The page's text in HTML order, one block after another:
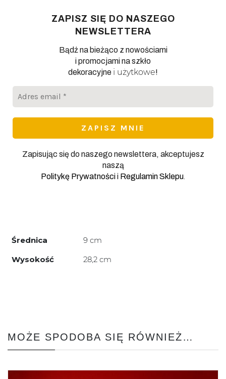
ZAPISZ SIĘ DO NASZEGO
NEWSLETTERA
Bądź na bieżąco z nowościami
i promocjami na szkło
dekoracyjne i użytkowe!
Zapisując się do naszego newslettera, akceptujesz
naszą
Politykę Prywatnościi Regulamin Sklepu
Średnica
9 cm
Wysokość
28,2 cm
MOŻE SPODOBA SIĘ RÓWNIEŻ…